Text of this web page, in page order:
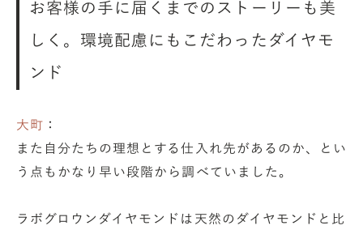
お客様の手に届くまでのストーリーも美
しく。環境配慮にもこだわったダイヤモ
ンド
大町 ：
また自分たちの理想とする仕入れ先があるのか、とい
う点もかなり早い段階から調べていました。
ラボグロウンダイヤモンドは天然のダイヤモンドと比